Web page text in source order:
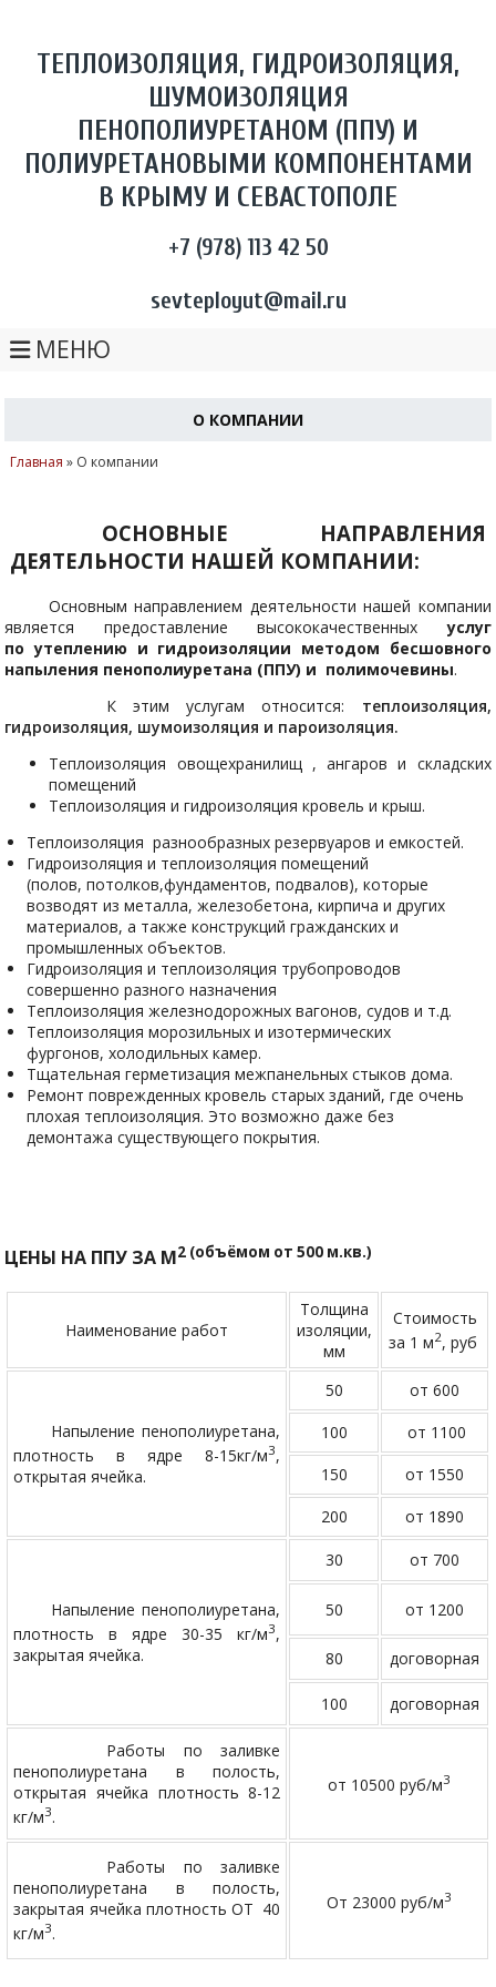
ТЕПЛОИЗОЛЯЦИЯ, ГИДРОИЗОЛЯЦИЯ,
ШУМОИЗОЛЯЦИЯ
ПЕНОПОЛИУРЕТАНОМ (ППУ) И
ПОЛИУРЕТАНОВЫМИ КОМПОНЕНТАМИ
В КРЫМУ И СЕВАСТОПОЛЕ
+7 (978) 113 42 50
sevteployut@mail.ru
МЕНЮ
О КОМПАНИИ
Главная » О компании
ОСНОВНЫЕ НАПРАВЛЕНИЯ
ДЕЯТЕЛЬНОСТИ НАШЕЙ КОМПАНИИ:
Основным направлением деятельности нашей компании
является предоставление высококачественныхуслуг
по утеплению и гидроизоляции методом бесшовного
напыления пенополиуретана (ППУ) и полимочевины.
К этим услугам относится: теплоизоляция,
гидроизоляция, шумоизоляция и пароизоляция.
Теплоизоляция овощехранилищ , ангаров и складских
помещений
Теплоизоляция и гидроизоляция кровель и крыш.
Теплоизоляция разнообразных резервуаров и емкостей.
Гидроизоляция и теплоизоляция помещений
(полов, потолков,фундаментов, подвалов), которые
возводят из металла, железобетона, кирпича и других
материалов, а также конструкций гражданских и
промышленных объектов.
Гидроизоляция и теплоизоляция трубопроводов
совершенно разного назначения
Теплоизоляция железнодорожных вагонов, судов и т.д.
Теплоизоляция морозильных и изотермических
фургонов, холодильных камер.
Тщательная герметизация межпанельных стыков дома.
Ремонт поврежденных кровель старых зданий, где очень
плохая теплоизоляция. Это возможно даже без
демонтажа существующего покрытия.
ЦЕНЫ НА ППУ ЗА М2 (объёмом от 500 м.кв.)
Наименование работ
Толщина
изоляции,
мм
Стоимость
за 1 м2, руб
Напыление пенополиуретана,
плотность в ядре 8-15кг/м3,
открытая ячейка.
50
от 600
100
от 1100
150
от 1550
200
от 1890
Напыление пенополиуретана,
плотность в ядре 30-35 кг/м3,
закрытая ячейка.
30 от 700
50 от 1200
80 договорная
100 договорная
Работы по заливке
пенополиуретана в полость,
открытая ячейка плотность 8-12
кг/м3.
от 10500 руб/м3
Работы по заливке
пенополиуретана в полость,
закрытая ячейка плотность ОТ 40
кг/м3.
От 23000 руб/м3